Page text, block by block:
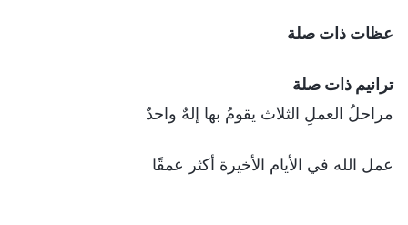
عظات ذات صلة
ترانيم ذات صلة
مراحلُ العملِ الثلاث يقومُ بها إلهٌ واحدٌ
عمل الله في الأيام الأخيرة أكثر عمقًا